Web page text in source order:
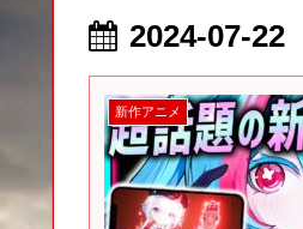
2024-07-22
新作アニメ